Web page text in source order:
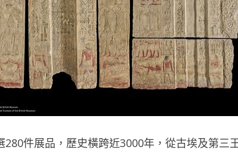
280件展品，歷史橫跨近3000年，從古埃及第三